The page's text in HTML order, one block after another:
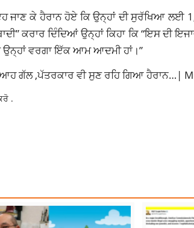
ਜਾਣ ਕੇ ਹੈਰਾਨ ਹੋਏ ਕਿ ਉਨ੍ਹਾਂ ਦੀ ਸੁਰੱਖਿਆ ਲਈ
ਕਰਾਰ ਦਿੰਦਿਆਂ ਉਨ੍ਹਾਂ ਕਿਹਾ ਕਿ “ਇਸ ਦੀ
ਉਨ੍ਹਾਂ ਵਰਗਾ ਇੱਕ ਆਮ ਆਦਮੀ ਹਾਂ।”
ਗੱਲ ,ਪੱਤਰਕਾਰ ਵੀ ਸੁਣ ਰਹਿ ਗਿਆ ਹੈਰਾਨ…|
.